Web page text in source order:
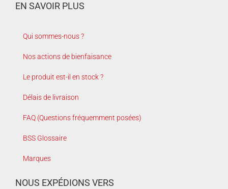
EN SAVOIR PLUS
Qui sommes-nous ?
Nos actions de bienfaisance
Le produit est-il en stock ?
Délais de livraison
FAQ (Questions fréquemment posées)
BSS Glossaire
Marques
NOUS EXPÉDIONS VERS